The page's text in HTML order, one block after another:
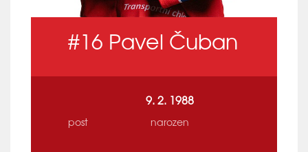
#16 Pavel Čuban
post
9. 2. 1988
narozen